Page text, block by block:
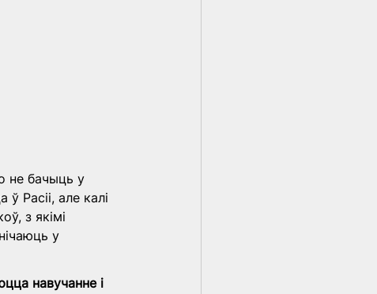
не бачыць у
Расіі, але калі
з якімі
у
навучанне і